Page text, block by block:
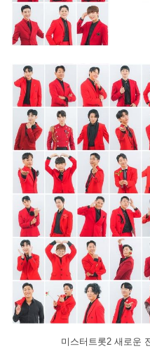
미스터트롯2 새로운